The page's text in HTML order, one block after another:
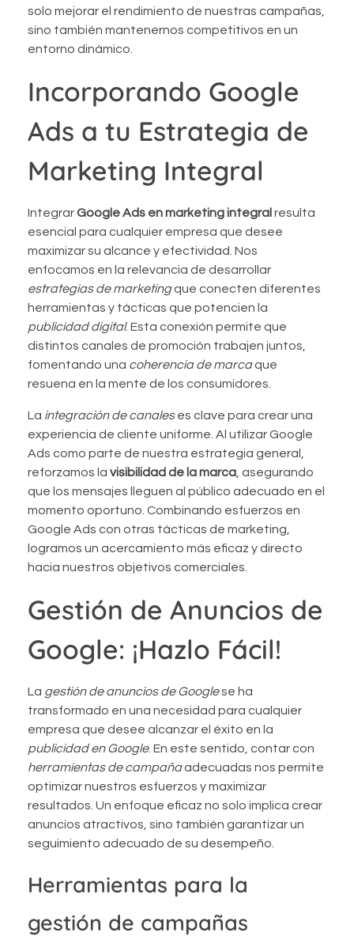
solo mejorar el rendimiento de nuestras campañas,
sino también mantenernos competitivos en un
entorno dinámico.
Incorporando Google
Ads a tu Estrategia de
Marketing Integral
IntegrarGoogle Ads en marketing integral resulta
esencial para cualquier empresa que desee
maximizar su alcance y efectividad. Nos
enfocamos en la relevancia de desarrollar
estrategias de marketingque conecten diferentes
herramientas y tácticas que potencien la
publicidad digital. Esta conexión permite que
distintos canales de promoción trabajen juntos,
fomentando una coherencia de marcaque
resuena en la mente de los consumidores.
La integración de canaleses clave para crear una
experiencia de cliente uniforme. Al utilizar Google
Ads como parte de nuestra estrategia general,
reforzamos la visibilidad de la marca , asegurando
que los mensajes lleguen al público adecuado en el
momento oportuno. Combinando esfuerzos en
Google Ads con otras tácticas de marketing,
logramos un acercamiento más eficaz y directo
hacia nuestros objetivos comerciales.
Gestión de Anuncios de
Google: ¡Hazlo Fácil!
La gestión de anuncios de Googlese ha
transformado en una necesidad para cualquier
empresa que desee alcanzar el éxito en la
publicidad en Google. En este sentido, contar con
herramientas de campañaadecuadas nos permite
optimizar nuestros esfuerzos y maximizar
resultados. Un enfoque eficaz no solo implica crear
anuncios atractivos, sino también garantizar un
seguimiento adecuado de su desempeño.
Herramientas para la
gestión de campañas